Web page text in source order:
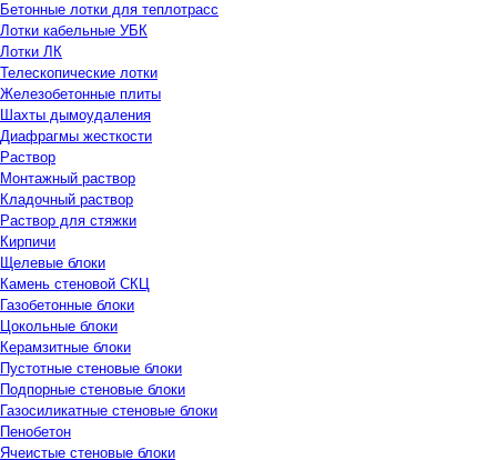
Бетонные лотки для теплотрасс
Лотки кабельные УБК
Лотки ЛК
Телескопические лотки
Железобетонные плиты
Шахты дымоудаления
Диафрагмы жесткости
Раствор
Монтажный раствор
Кладочный раствор
Раствор для стяжки
Кирпичи
Щелевые блоки
Камень стеновой СКЦ
Газобетонные блоки
Цокольные блоки
Керамзитные блоки
Пустотные стеновые блоки
Подпорные стеновые блоки
Газосиликатные стеновые блоки
Пенобетон
Ячеистые стеновые блоки